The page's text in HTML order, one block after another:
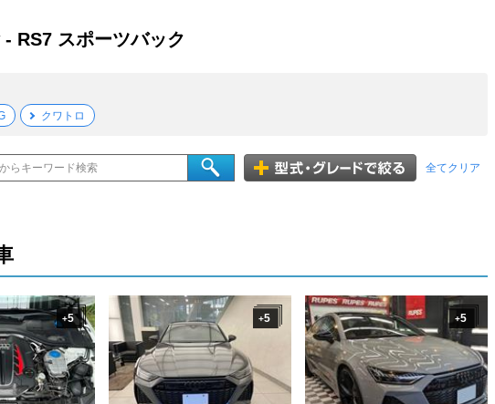
- RS7 スポーツバック
クワトロ
全てクリア
+5 +5 +5